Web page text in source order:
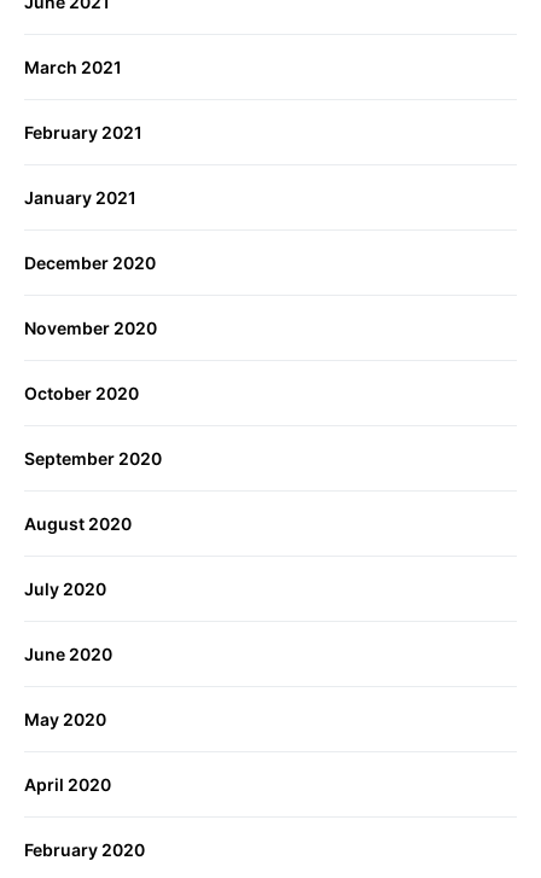
March 2021
February 2021
January 2021
December 2020
November 2020
October 2020
September 2020
August 2020
July 2020
June 2020
May 2020
April 2020
February 2020